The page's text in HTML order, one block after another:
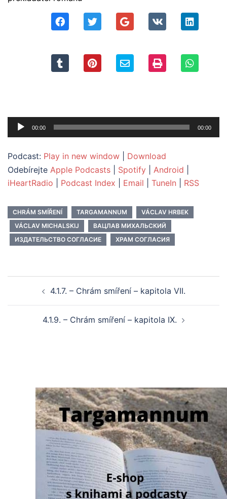
Audio
přehrávač
00:00 00:00
Podcast: Play in new window
Download
Odebírejte Apple Podcasts Spotify Android
iHeartRadio
Podcast Index Email TuneIn RSS
CHRÁM SMÍŘENÍ TARGAMANNUM
VÁCLAV HRBEK
VÁCLAV MICHALSKIJ
ВАЦЛАВ МИХАЛЬСКИЙ
ИЗДАТЕЛЬСТВО СОГЛАСИЕ
ХРАМ СОГЛАСИЯ
navigation4.1.7. – Chrám smíření – kapitola VII.
4.1.9. – Chrám smíření – kapitola IX.